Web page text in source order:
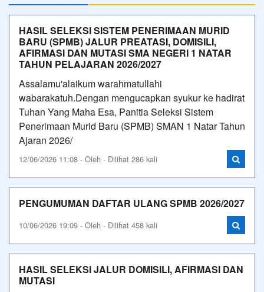
HASIL SELEKSI SISTEM PENERIMAAN MURID
BARU (SPMB) JALUR PREATASI, DOMISILI,
AFIRMASI DAN MUTASI SMA NEGERI 1 NATAR
TAHUN PELAJARAN 2026/2027
Assalamu'alaikum warahmatullahi
wabarakatuh.Dengan mengucapkan syukur ke hadirat
Tuhan Yang Maha Esa, Panitia Seleksi Sistem
Penerimaan Murid Baru (SPMB) SMAN 1 Natar Tahun
Ajaran 2026/
12/06/2026 11:08 - Oleh - Dilihat 286 kali
PENGUMUMAN DAFTAR ULANG SPMB 2026/2027
10/06/2026 19:09 - Oleh - Dilihat 458 kali
HASIL SELEKSI JALUR DOMISILI, AFIRMASI DAN
MUTASI